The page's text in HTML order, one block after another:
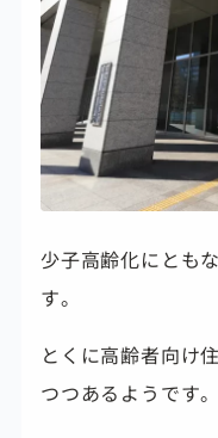
少子高齢化にとも
す。
とくに高齢者向け
つつあるようです。